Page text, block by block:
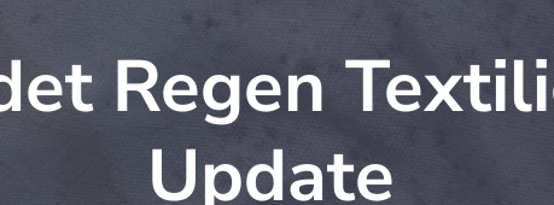
Regen
Update